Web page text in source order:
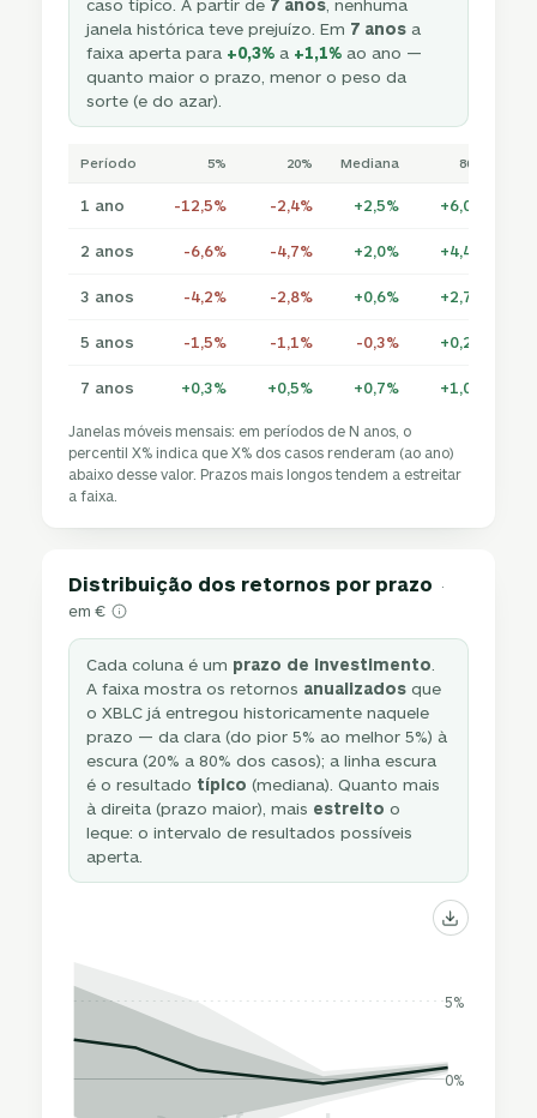
caso típico. A partir de 7 anos , nenhuma
janela histórica teve prejuízo. Em 7 anos a
faixa aperta para +0,3% a +1,1% ao ano —
quanto maior o prazo, menor o peso da
sorte (e do azar).
Período 5% 20% Mediana 80%
1 ano -12,5% -2,4% +2,5% +6,0%
2 anos -6,6% -4,7% +2,0% +4,4%
3 anos -4,2% -2,8% +0,6% +2,7%
5 anos -1,5% -1,1% -0,3% +0,2%
7 anos +0,3% +0,5% +0,7% +1,0%
Janelas móveis mensais: em períodos de N anos, o
percentil X% indica que X% dos casos renderam (ao ano)
abaixo desse valor. Prazos mais longos tendem a estreitar
a faixa.
Distribuição dos retornos por prazo ·
em €
Cada coluna é um prazo de investimento
A faixa mostra os retornos anualizados que
o XBLC já entregou historicamente naquele
prazo — da clara (do pior 5% ao melhor 5%) à
escura (20% a 80% dos casos); a linha escura
é o resultado típico (mediana). Quanto mais
à direita (prazo maior), mais estreito o
leque: o intervalo de resultados possíveis
aperta.
0%
5%